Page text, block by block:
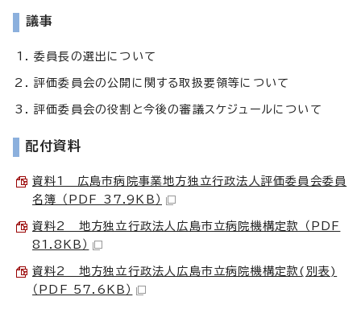
議事
委員長の選出について
評価委員会の公開に関する取扱要領等について
評価委員会の役割と今後の審議スケジュールについて
配付資料
資料1 広島市病院事業地方独立行政法人評価委員会委員
名簿 （PDF 37.9KB）
資料2 地方独立行政法人広島市立病院機構定款 （PDF
81.8KB）
資料2 地方独立行政法人広島市立病院機構定款(別表)
（PDF 57.6KB）